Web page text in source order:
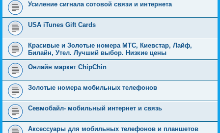
Усиление сигнала сотовой связи и интернета
USA iTunes Gift Cards
Красивые и Золотые номера МТС, Киевстар, Лайф,
Билайн, Утел. Лучший выбор. Низкие цены
Онлайн маркет ChipChin
Золотые номера мобильных телефонов
Севмобайл- мобильный интернет и связь
Аксессуары для мобильных телефонов и планшетов